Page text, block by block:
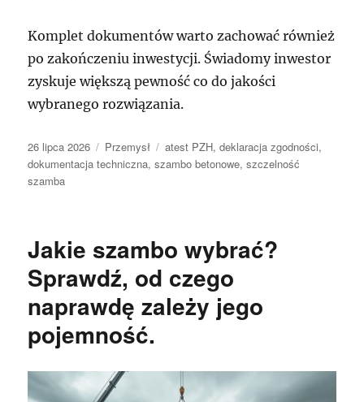
Komplet dokumentów warto zachować również
po zakończeniu inwestycji. Świadomy inwestor
zyskuje większą pewność co do jakości
wybranego rozwiązania.
Data
publikacji
26 lipca 2026 Kategorie
Przemysł Tagi
atest PZH,deklaracja zgodności,
dokumentacja techniczna,szambo betonowe,szczelność
szamba
Jakie szambo wybrać?
Sprawdź, od czego
naprawdę zależy jego
pojemność.